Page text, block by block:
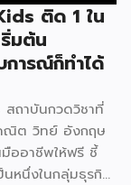
ติด 1 ใน
มต้น
ารณ์ก็ทำได้
สถาบันกวดวิชาที่
ณิต วิทย์ อังกฤษ
ออาชีพให้ฟรี ชี้
นหนึ่งในกลุ่มธุรกิจ